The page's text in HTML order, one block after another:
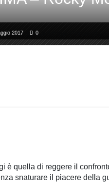
2017 0
è quella di reggere il
snaturare il piacere della